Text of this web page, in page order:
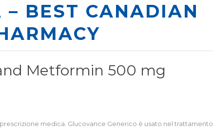
– BEST CANADIAN
Metformin 500 mg
medica. Glucovance Generico è usato nel trattamento